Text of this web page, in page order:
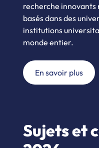
recherche innovants
basés dans des
institutions
monde entier.
En savoir plus
Sujets et